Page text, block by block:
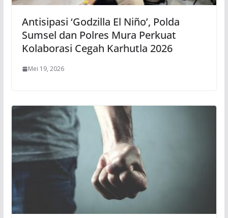
Antisipasi ‘Godzilla El Niño’, Polda
Sumsel dan Polres Mura Perkuat
Kolaborasi Cegah Karhutla 2026
Mei 19, 2026